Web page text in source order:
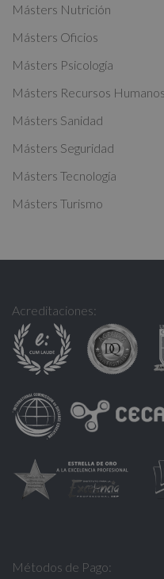
v
e
:
Másters Nutrición
Másters Oficios
Másters Psicología
Másters Recursos Humanos
Másters Sanidad
Másters Seguridad
Másters Tecnología
Másters Turismo
Acreditaciones:
Métodos de Pago: